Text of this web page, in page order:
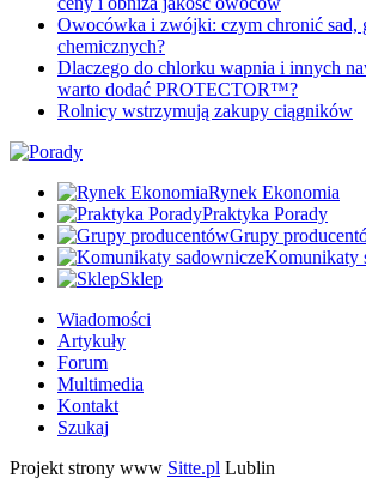
Owocówka i zwójki: czym chronić sad,
chemicznych?
Dlaczego do chlorku wapnia i innych
warto dodać PROTECTOR™?
Rolnicy wstrzymują zakupy ciągników
Rynek Ekonomia
Praktyka Porady
Grupy
Komunikaty
Sklep
Wiadomości
Artykuły
Forum
Multimedia
Kontakt
Szukaj
Projekt strony www Sitte.pl Lublin